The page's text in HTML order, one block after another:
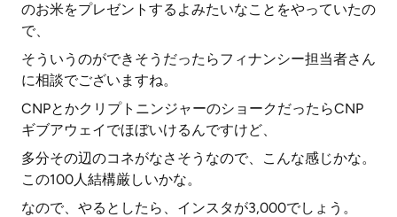
のお米をプレゼントするよみたいなことをやっていたの
で、
そういうのができそうだったらフィナンシー担当者さん
に相談でございますね。
CNPとかクリプトニンジャーのショークだったらCNP
ギブアウェイでほぼいけるんですけど、
多分その辺のコネがなさそうなので、こんな感じかな。
この100人結構厳しいかな。
なので、やるとしたら、インスタが3,000でしょう。